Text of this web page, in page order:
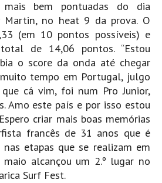
bem pontuadas do dia
Martin, no heat 9 da prova. O
(em 10 pontos possíveis) e
de 14,06 pontos. “Estou
o score da onda até chegar
tempo em Portugal, julgo
cá vim, foi num Pro Junior,
Amo este país e por isso estou
criar mais boas memórias
francês de 31 anos que é
etapas que se realizam em
alcançou um 2.º lugar no
Surf Fest.